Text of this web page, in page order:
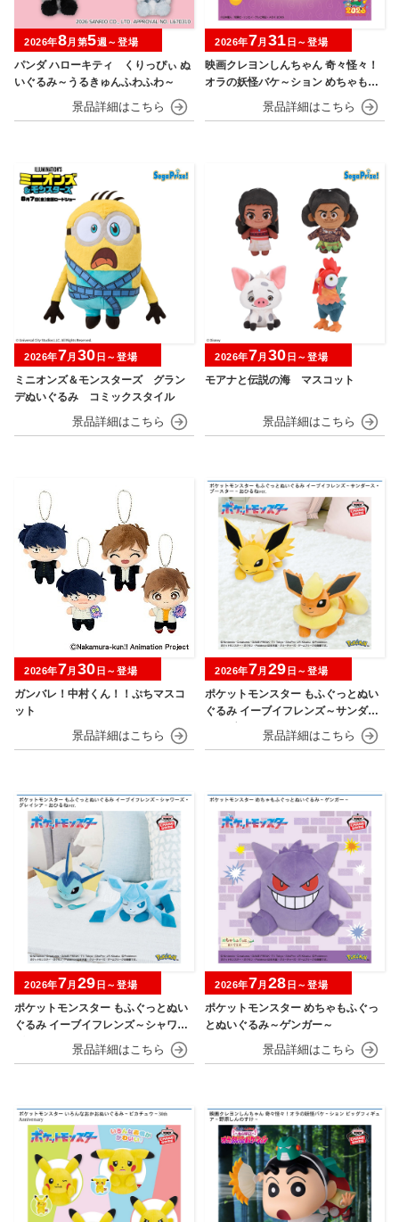
パンダ ハローキティ くりっぴぃ ぬ
いぐるみ～うるきゅんふわふわ～
2026年8月第5週～登場
映画クレヨンしんちゃん 奇々怪々！
オラの妖怪バケ～ション めちゃもふ
ぐっとぬいぐるみ シロ
2026年7月 31 日～登場
ミニオンズ＆モンスターズ グラン
デぬいぐるみ コミックスタイル
2026年7月 30 日～登場
モアナと伝説の海 マスコット
2026年7月 30 日～登場
ガンバレ！中村くん！！ぷちマスコ
ット
2026年7月 30 日～登場
ポケットモンスター もふぐっとぬい
ぐるみ イーブイフレンズ～サンダー
ス・ブースター～おひるねver.
2026年7月 29 日～登場
ポケットモンスター もふぐっとぬい
ぐるみ イーブイフレンズ～シャワー
ズ・グレイシア～おひるねver.
2026年7月 29 日～登場
ポケットモンスター めちゃもふぐっ
とぬいぐるみ～ゲンガー～
2026年7月 28 日～登場